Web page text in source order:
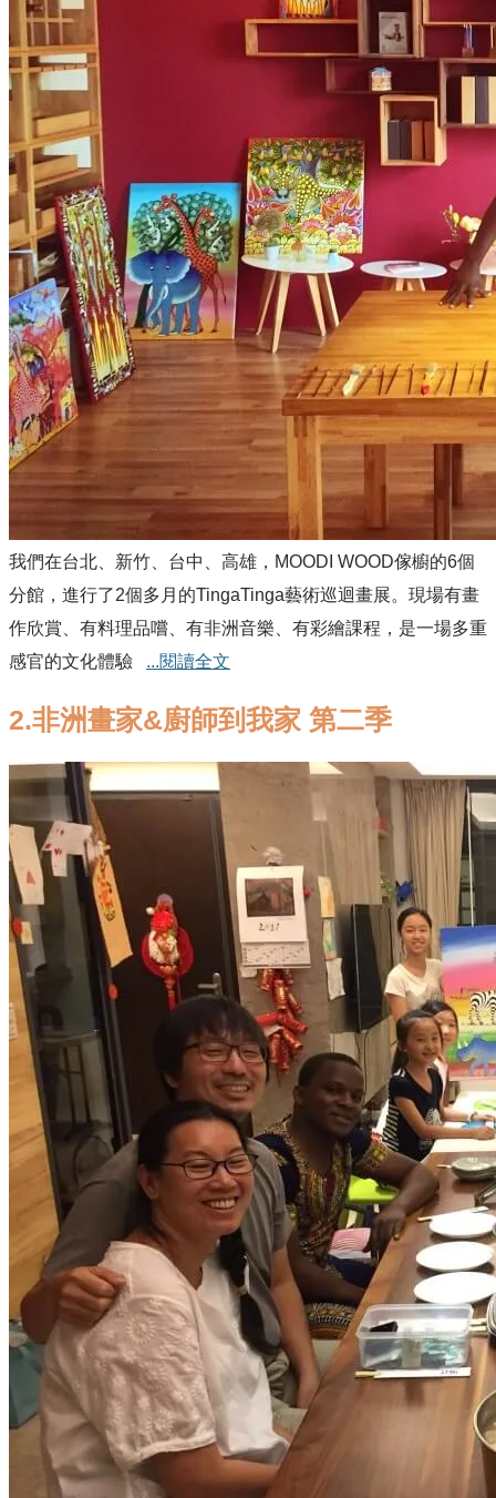
我們在台北、新竹、台中、高雄，MOODI WOOD傢櫥的6個
分館，進行了2個多月的TingaTinga藝術巡迴畫展。現場有畫
作欣賞、有料理品嚐、有非洲音樂、有彩繪課程，是一場多重
感官的文化體驗 ...閱讀全文
2.非洲畫家&廚師到我家 第二季